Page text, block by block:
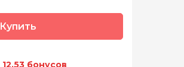
Купить
12.53 бонусов